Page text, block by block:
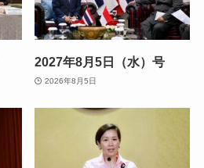
2027年8月5日（水）号
2026年8月5日